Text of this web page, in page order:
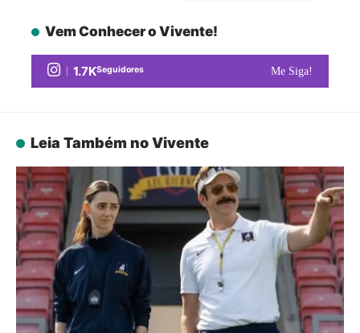
Vem Conhecer o Vivente!
1.7KSeguidores Me Siga!
Leia Também no Vivente